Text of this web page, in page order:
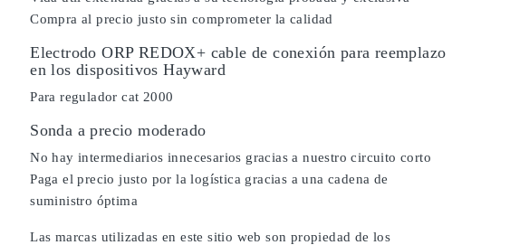
Compra al precio justo sin comprometer la calidad
Electrodo ORP REDOX+ cable de conexión para reemplazo
en los dispositivos Hayward
Para regulador cat 2000
Sonda a precio moderado
No hay intermediarios innecesarios gracias a nuestro circuito corto
Paga el precio justo por la logística gracias a una cadena de
suministro óptima
Las marcas utilizadas en este sitio web son propiedad de los